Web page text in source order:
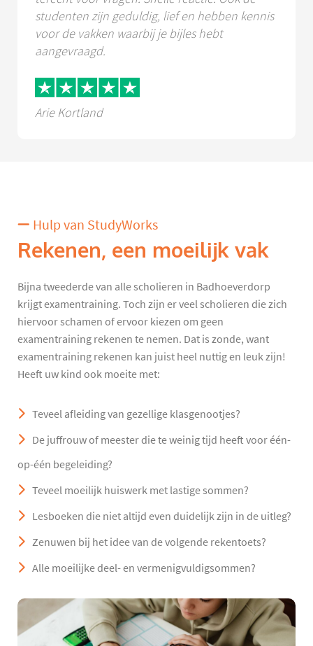
studenten zijn geduldig, lief en hebben kennis
voor de vakken waarbij je bijles hebt
aangevraagd.
Arie Kortland
Hulp van StudyWorks
Rekenen, een moeilijk vak
Bijna tweederde van alle scholieren in Badhoeverdorp
krijgt examentraining. Toch zijn er veel scholieren die zich
hiervoor schamen of ervoor kiezen om geen
examentraining rekenen te nemen. Dat is zonde, want
examentraining rekenen kan juist heel nuttig en leuk zijn!
Heeft uw kind ook moeite met:
Teveel afleiding van gezellige klasgenootjes?
De juffrouw of meester die te weinig tijd heeft voor één-
op-één begeleiding?
Teveel moeilijk huiswerk met lastige sommen?
Lesboeken die niet altijd even duidelijk zijn in de uitleg?
Zenuwen bij het idee van de volgende rekentoets?
Alle moeilijke deel- en vermenigvuldigsommen?